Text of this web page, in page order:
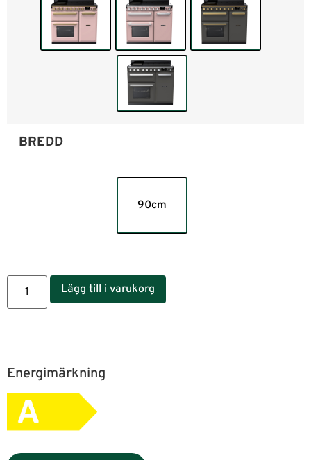
BREDD
90cm
Lägg till i varukorg
Energimärkning